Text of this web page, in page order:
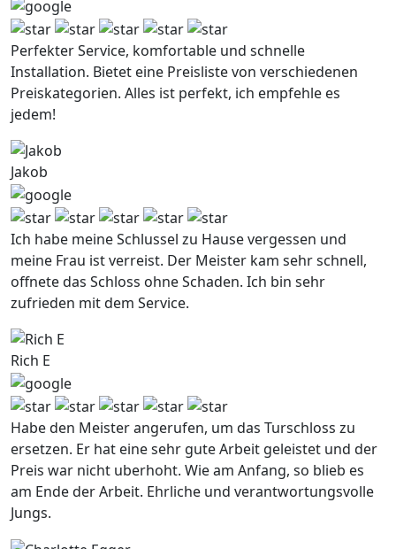
Perfekter Service, komfortable und schnelle
Installation. Bietet eine Preisliste von verschiedenen
Preiskategorien. Alles ist perfekt, ich empfehle es
jedem!
Jakob
Ich habe meine Schlussel zu Hause vergessen und
meine Frau ist verreist. Der Meister kam sehr schnell,
offnete das Schloss ohne Schaden. Ich bin sehr
zufrieden mit dem Service.
Rich E
Habe den Meister angerufen, um das Turschloss zu
ersetzen. Er hat eine sehr gute Arbeit geleistet und der
Preis war nicht uberhoht. Wie am Anfang, so blieb es
am Ende der Arbeit. Ehrliche und verantwortungsvolle
Jungs.